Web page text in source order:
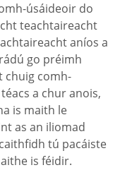
úsáideoir do
teachtaireacht
aníos a
go préimh
chuig comh-
a chur anois,
is maith le
as an iliomad
tú pacáiste
is féidir.